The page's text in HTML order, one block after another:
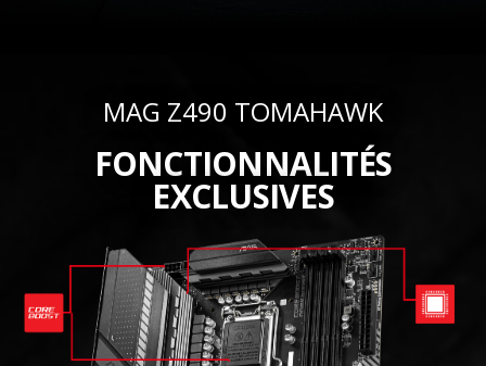
MAG Z490 TOMAHAWK
FONCTIONNALITÉS
EXCLUSIVES